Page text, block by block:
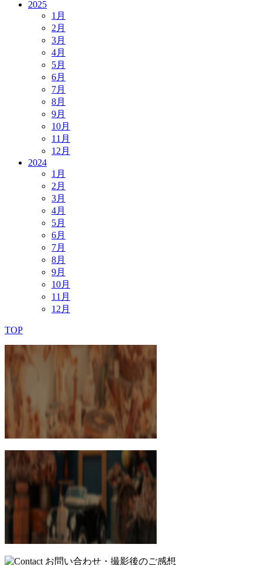
2025
1 月
2 月
3月
4月
5月
6月
7月
8月
9月
10月
11 月
12 月
2024
1 月
2 月
3月
4月
5月
6月
7月
8月
9月
10月
11 月
12 月
TOP